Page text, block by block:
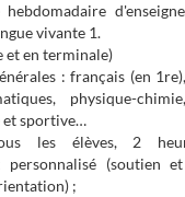
vivante 1.
et en terminale)
: français (en
physique-
et sportive…
élèves, 2 heures
personnalisé (soutien
;